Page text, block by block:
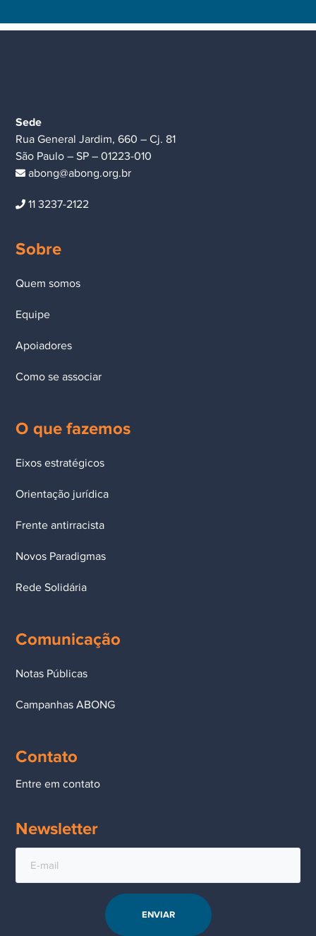
Sede
Rua General Jardim, 660 – Cj. 81
São Paulo – SP – 01223-010
abong@abong.org.br
11 3237-2122
Sobre
Quem somos
Equipe
Apoiadores
Como se associar
O que fazemos
Eixos estratégicos
Orientação jurídica
Frente antirracista
Novos Paradigmas
Rede Solidária
Comunicação
Notas Públicas
Campanhas ABONG
Contato
Entre em contato
Newsletter